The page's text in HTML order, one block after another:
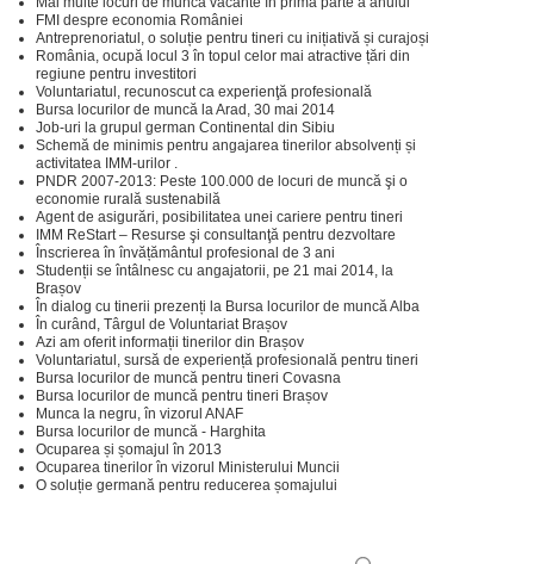
FMI despre economia României
Antreprenoriatul, o soluție pentru tineri cu inițiativă și curajoși
România, ocupă locul 3 în topul celor mai atractive țări din
regiune pentru investitori
Voluntariatul, recunoscut ca experienţă profesională
Bursa locurilor de muncă la Arad, 30 mai 2014
Job-uri la grupul german Continental din Sibiu
Schemă de minimis pentru angajarea tinerilor absolvenți și
activitatea IMM-urilor .
PNDR 2007-2013: Peste 100.000 de locuri de muncă şi o
economie rurală sustenabilă
Agent de asigurări, posibilitatea unei cariere pentru tineri
IMM ReStart – Resurse şi consultanţă pentru dezvoltare
Înscrierea în învățământul profesional de 3 ani
Studenții se întâlnesc cu angajatorii, pe 21 mai 2014, la
Brașov
În dialog cu tinerii prezenți la Bursa locurilor de muncă Alba
În curând, Târgul de Voluntariat Brașov
Azi am oferit informații tinerilor din Brașov
Voluntariatul, sursă de experiență profesională pentru tineri
Bursa locurilor de muncă pentru tineri Covasna
Bursa locurilor de muncă pentru tineri Brașov
Munca la negru, în vizorul ANAF
Bursa locurilor de muncă - Harghita
Ocuparea și șomajul în 2013
Ocuparea tinerilor în vizorul Ministerului Muncii
O soluție germană pentru reducerea șomajului